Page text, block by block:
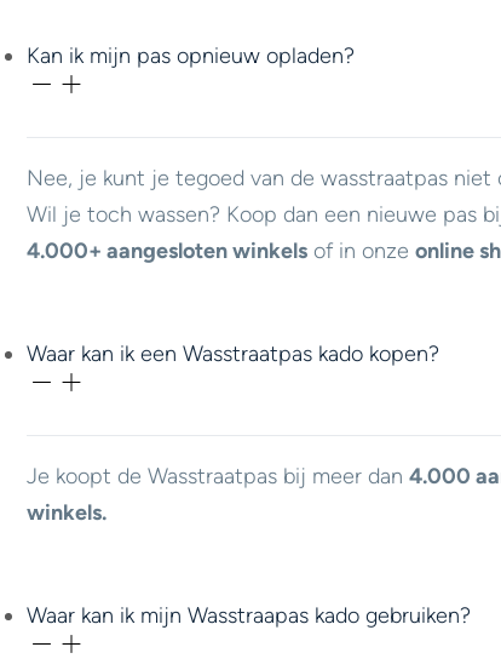
Kan ik mijn pas opnieuw opladen?
Nee, je kunt je tegoed van de wasstraatpas niet
Wil je toch wassen? Koop dan een nieuwe pas
4.000+ aangesloten winkels of in onze online
Waar kan ik een Wasstraatpas kado kopen?
Je koopt de Wasstraatpas bij meer dan 4.000
winkels.
Waar kan ik mijn Wasstraapas kado gebruiken?